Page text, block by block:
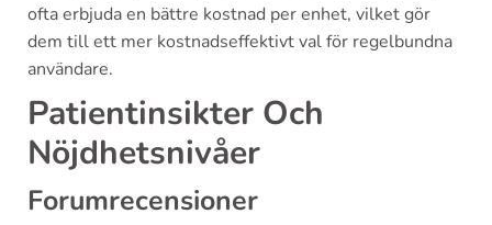
ofta erbjuda en bättre kostnad per enhet, vilket gör
dem till ett mer kostnadseffektivt val för regelbundna
användare.
Patientinsikter Och
Nöjdhetsnivåer
Forumrecensioner